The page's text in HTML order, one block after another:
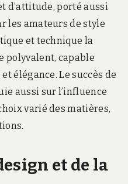
d’attitude, porté aussi
les amateurs de style
et technique la
polyvalent, capable
élégance. Le succès de
aussi sur l’influence
varié des matières,
et de la